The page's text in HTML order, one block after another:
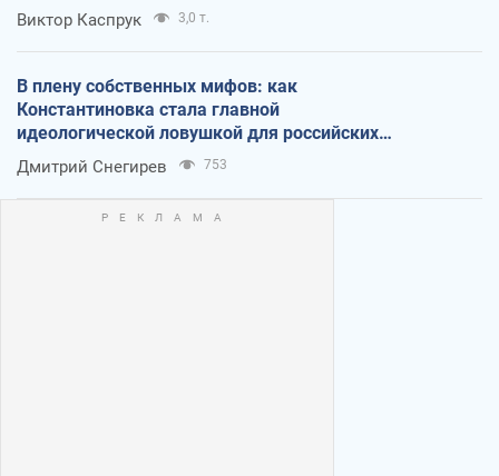
Виктор Каспрук 3,0 т.
В плену собственных мифов: как
Константиновка стала главной
идеологической ловушкой для российских
оккупантов
Дмитрий Снегирев 753